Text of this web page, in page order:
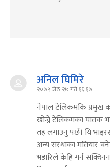
अनिल घिमिरे
२०७५ जेठ २७ गते १६:१७
नेपाल टेलिकमकि प्रमुख
खोज्ने टेलिकमका घातक
तह लगाउनु पर्छ। यि
अन्य संस्थाका मतियार
भडारिले केहि गर्न